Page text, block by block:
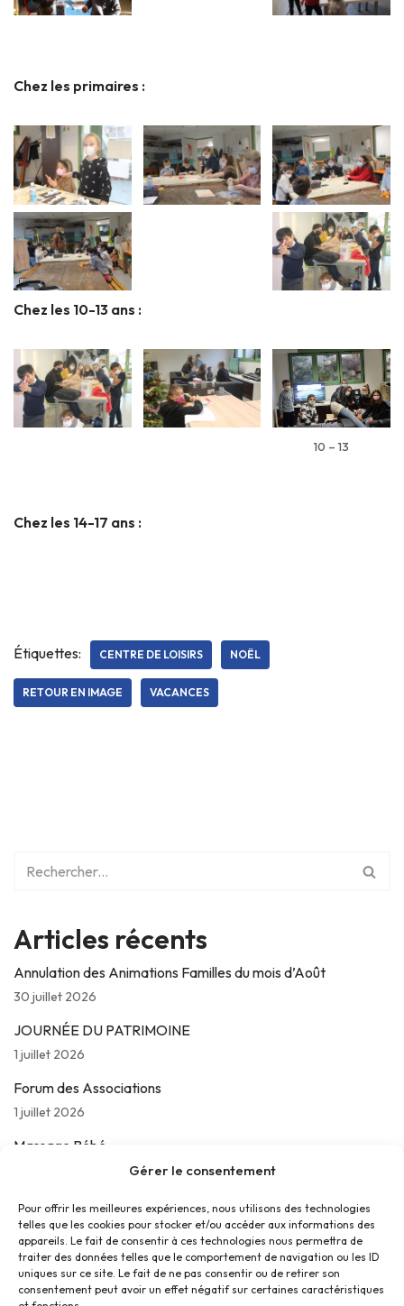
Gérer le consentement
Pour offrir les meilleures expériences, nous utilisons des technologies
telles que les cookies pour stocker et/ou accéder aux informations des
appareils. Le fait de consentir à ces technologies nous permettra de
traiter des données telles que le comportement de navigation ou les ID
uniques sur ce site. Le fait de ne pas consentir ou de retirer son
consentement peut avoir un effet négatif sur certaines caractéristiques
Chez les primaires :
Chez les 10-13 ans :
10 – 13
Chez les 14-17 ans :
Étiquettes: CENTRE DE LOISIRS NOËL
RETOUR EN IMAGE VACANCES
Articles récents
Annulation des Animations Familles du mois d’Août
30 juillet 2026
JOURNÉE DU PATRIMOINE
1 juillet 2026
Forum des Associations
1 juillet 2026
Massage Bébé
Les jeudis de La Parolière
16 juin 2026